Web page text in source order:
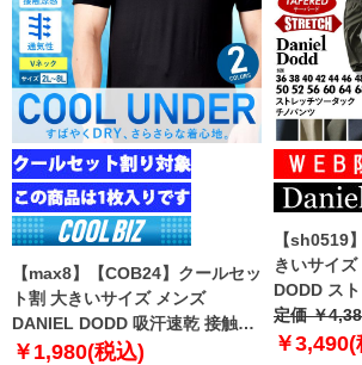
【max8】【COB24】クールセッ
ト割 大きいサイズ メンズ
DANIEL DODD 吸汗速乾 接触涼
感 Vネック 半袖 クールアンダー
￥1,980(税込)
【sh0519
きいサイ
DODD ス
ノ パンツ
azp-
定価 ￥
￥3,490(